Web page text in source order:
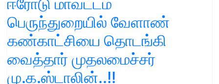
பெருந்துறையில் வேளாண்
கண்காட்சியை தொடங்கி
வைத்தார் முதலமைச்சர்
மு.க.ஸ்டாலின்..!!